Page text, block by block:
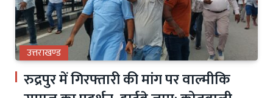
उत्तराखण्ड
रुद्रपुर में गिरफ्तारी की मांग पर वाल्मीकि